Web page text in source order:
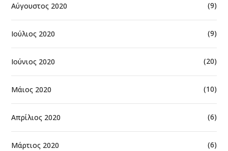
Αύγουστος 2020 (9)
Ιούλιος 2020 (9)
Ιούνιος 2020 (20)
Μάιος 2020 (10)
Απρίλιος 2020 (6)
Μάρτιος 2020 (6)